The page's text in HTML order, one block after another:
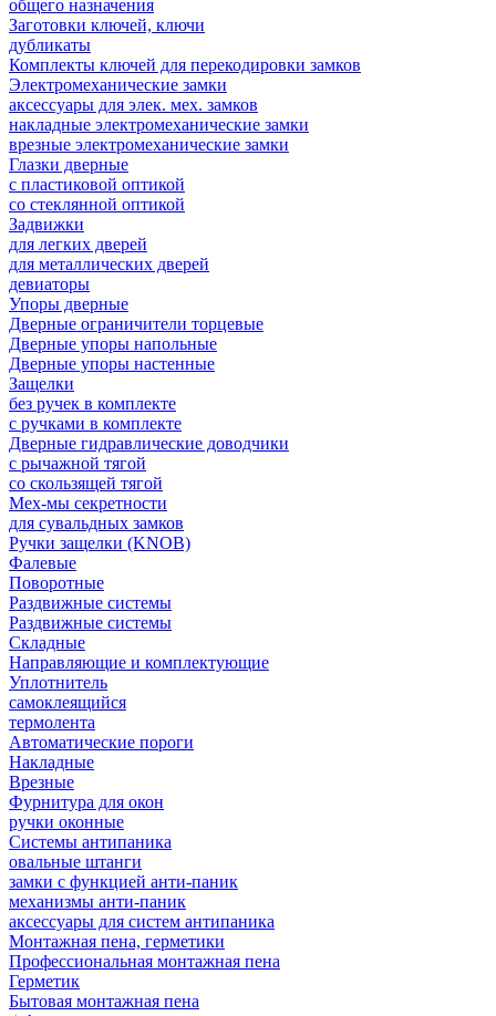
общего назначения
Заготовки ключей, ключи
дубликаты
Комплекты ключей для перекодировки замков
Электромеханические замки
аксессуары для элек. мех. замков
накладные электромеханические замки
врезные электромеханические замки
Глазки дверные
с пластиковой оптикой
со стеклянной оптикой
Задвижки
для легких дверей
для металлических дверей
девиаторы
Упоры дверные
Дверные ограничители торцевые
Дверные упоры напольные
Дверные упоры настенные
Защелки
без ручек в комплекте
с ручками в комплекте
Дверные гидравлические доводчики
с рычажной тягой
со скользящей тягой
Мех-мы секретности
для сувальдных замков
Ручки защелки (KNOB)
Фалевые
Поворотные
Раздвижные системы
Раздвижные системы
Складные
Направляющие и комплектующие
Уплотнитель
самоклеящийся
термолента
Автоматические пороги
Накладные
Врезные
Фурнитура для окон
ручки оконные
Системы антипаника
овальные штанги
замки с функцией анти-паник
механизмы анти-паник
аксессуары для систем антипаника
Монтажная пена, герметики
Профессиональная монтажная пена
Герметик
Бытовая монтажная пена